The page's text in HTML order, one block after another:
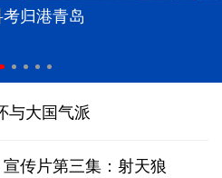
归港青岛
与大国气派
宣传片第三集：射天狼